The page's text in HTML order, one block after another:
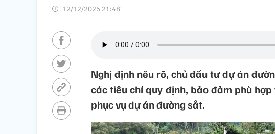
12/12/2025 21:48’
Nghị định nêu rõ, chủ đầu tư dự án
các tiêu chí quy định, bảo đảm phù
phục vụ dự án đường sắt.